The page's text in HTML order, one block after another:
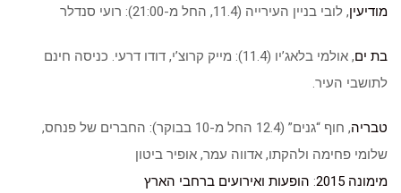
מודיעין, לובי בניין העירייה (11.4, החל מ-21:00): רועי סנדלר
בת ים
, אולמי בלאג’יו (11.4): מייק קרוצ’י, דודו דרעי. כניסה חינם
לתושבי העיר.
טבריה
, חוף “גנים” (12.4 החל מ-10 בבוקר): החברים של פנחס,
שלומי פחימה ולהקתו, אדווה עמר, אופיר ביטון
מימונה 2015
: הופעות ואירועים ברחבי הארץ